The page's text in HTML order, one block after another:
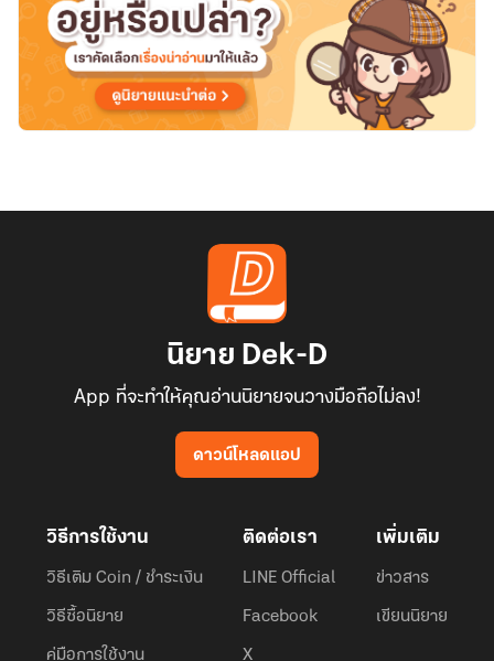
นิยาย Dek-D
App ที่จะทำให้คุณอ่านนิยายจนวางมือถือไม่ลง!
ดาวน์โหลดแอป
วิธีการใช้งาน
วิธีเติม Coin / ชำระเงิน
วิธีซื้อนิยาย
คู่มือการใช้งาน
ติดต่อเรา
LINE Official
Facebook
X
เพิ่มเติม
ข่าวสาร
เขียนนิยาย